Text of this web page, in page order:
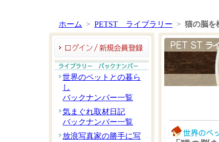
ホーム > PETST ライブラリー > 猫の脳を
世界のペットとの暮ら
し
バックナンバー一覧
気まぐれ取材日記
バックナンバー一覧
放浪写真家の勝手に写